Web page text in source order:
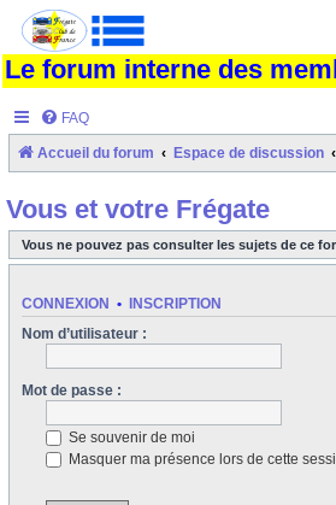
Le forum interne des
FAQ
Accueil du forum Espace de discussion
Vous et votre Frégate
Vous ne pouvez pas consulter les sujets de ce
CONNEXION • INSCRIPTION
Nom d’utilisateur :
Mot de passe :
Se souvenir de moi
Masquer ma présence lors de cette